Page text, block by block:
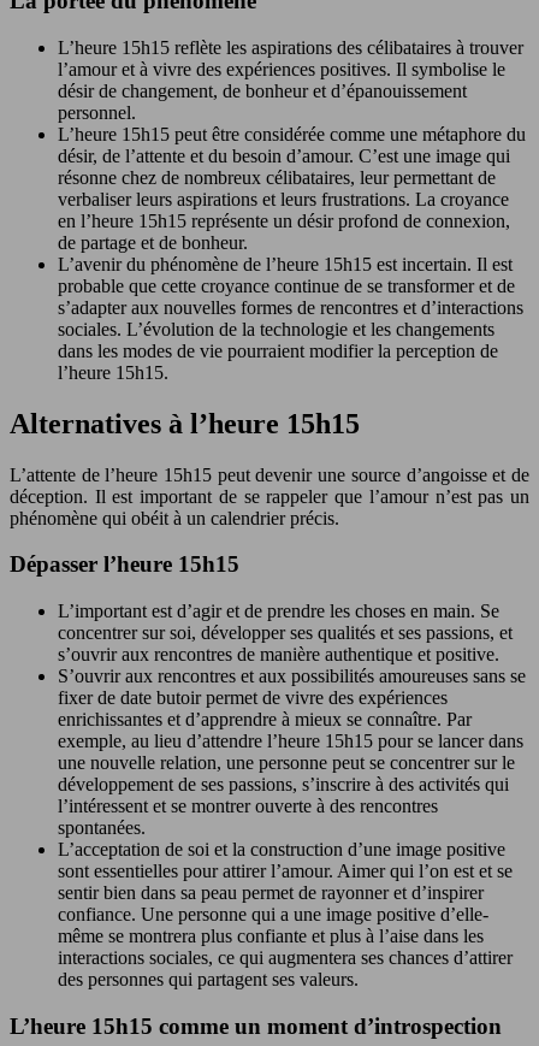
L’heure 15h15 reflète les aspirations des célibataires à trouver
l’amour et à vivre des expériences positives. Il symbolise le
désir de changement, de bonheur et d’épanouissement
personnel.
L’heure 15h15 peut être considérée comme une métaphore du
désir, de l’attente et du besoin d’amour. C’est une image qui
résonne chez de nombreux célibataires, leur permettant de
verbaliser leurs aspirations et leurs frustrations. La croyance
en l’heure 15h15 représente un désir profond de connexion,
de partage et de bonheur.
L’avenir du phénomène de l’heure 15h15 est incertain. Il est
probable que cette croyance continue de se transformer et de
s’adapter aux nouvelles formes de rencontres et d’interactions
sociales. L’évolution de la technologie et les changements
dans les modes de vie pourraient modifier la perception de
l’heure 15h15.
Alternatives à l’heure 15h15
L’attente de l’heure 15h15 peut devenir une source d’angoisse et de
déception. Il est important de se rappeler que l’amour n’est pas un
phénomène qui obéit à un calendrier précis.
Dépasser l’heure 15h15
L’important est d’agir et de prendre les choses en main. Se
concentrer sur soi, développer ses qualités et ses passions, et
s’ouvrir aux rencontres de manière authentique et positive.
S’ouvrir aux rencontres et aux possibilités amoureuses sans se
fixer de date butoir permet de vivre des expériences
enrichissantes et d’apprendre à mieux se connaître. Par
exemple, au lieu d’attendre l’heure 15h15 pour se lancer dans
une nouvelle relation, une personne peut se concentrer sur le
développement de ses passions, s’inscrire à des activités qui
l’intéressent et se montrer ouverte à des rencontres
spontanées.
L’acceptation de soi et la construction d’une image positive
sont essentielles pour attirer l’amour. Aimer qui l’on est et se
sentir bien dans sa peau permet de rayonner et d’inspirer
confiance. Une personne qui a une image positive d’elle-
même se montrera plus confiante et plus à l’aise dans les
interactions sociales, ce qui augmentera ses chances d’attirer
des personnes qui partagent ses valeurs.
L’heure 15h15 comme un moment d’introspection